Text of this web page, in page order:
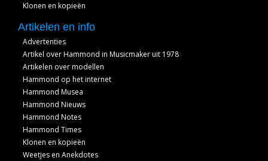
Klonen en kopieën
Artikelen en info
Advertenties
Artikel over Hammond in Musicmaker uit 1978
Artikelen over modellen
Hammond op het internet
Hammond Musea
Hammond Nieuws
Hammond Notes
Hammond Times
Klonen en kopieën
Weetjes en Anekdotes